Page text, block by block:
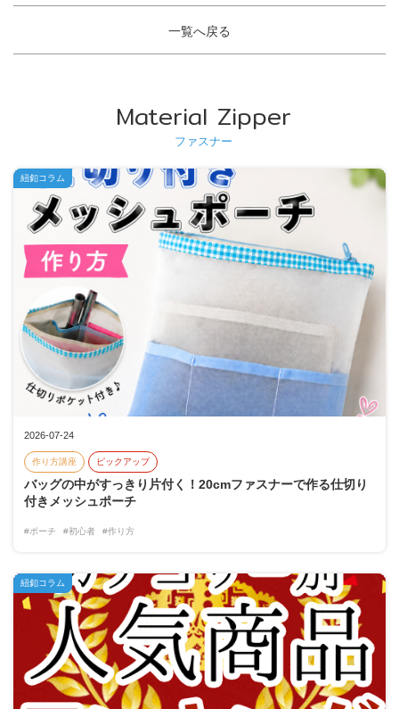
一覧へ戻る
Material Zipper
ファスナー
2026-07-24
作り方講座 ピックアップ
バッグの中がすっきり片付く！20cmファスナーで作る仕切り
付きメッシュポーチ
#ポーチ #初心者 #作り方
紐釦コラム
紐釦コラム